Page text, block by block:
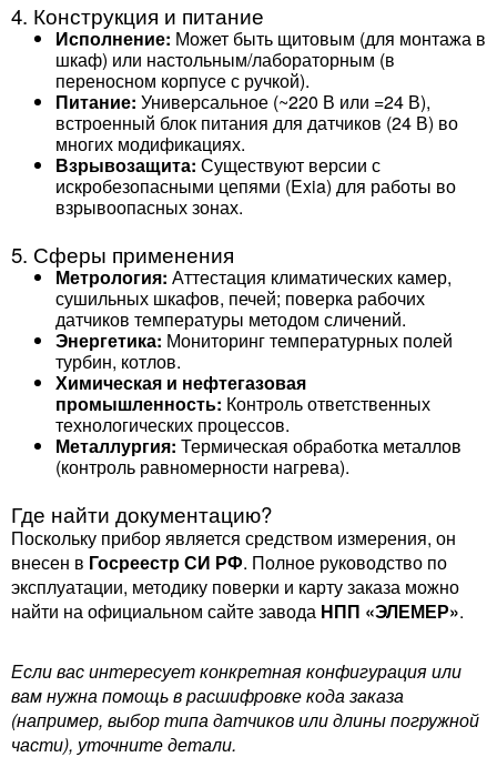
4. Конструкция и питание
Исполнение: Может быть щитовым (для монтажа в
шкаф) или настольным/лабораторным (в
переносном корпусе с ручкой).
Питание: Универсальное (~220 В или =24 В),
встроенный блок питания для датчиков (24 В) во
многих модификациях.
Взрывозащита: Существуют версии с
искробезопасными цепями (Exia) для работы во
взрывоопасных зонах.
5. Сферы применения
Метрология: Аттестация климатических камер,
сушильных шкафов, печей; поверка рабочих
датчиков температуры методом сличений.
Энергетика: Мониторинг температурных полей
турбин, котлов.
Химическая и нефтегазовая
промышленность: Контроль ответственных
технологических процессов.
Металлургия: Термическая обработка металлов
(контроль равномерности нагрева).
Где найти документацию?
Поскольку прибор является средством измерения, он
внесен в Госреестр СИ РФ. Полное руководство по
эксплуатации, методику поверки и карту заказа можно
найти на официальном сайте завода НПП «ЭЛЕМЕР».
Если вас интересует конкретная конфигурация или
вам нужна помощь в расшифровке кода заказа
(например, выбор типа датчиков или длины погружной
части), уточните детали.